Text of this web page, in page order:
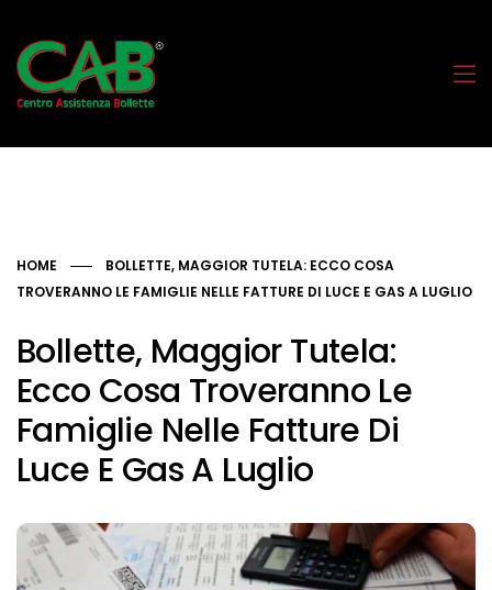
HOME
BOLLETTE, MAGGIOR TUTELA: ECCO COSA
TROVERANNO LE FAMIGLIE NELLE FATTURE DI LUCE E GAS A LUGLIO
Bollette, Maggior Tutela:
Ecco Cosa Troveranno Le
Famiglie Nelle Fatture Di
Luce E Gas A Luglio